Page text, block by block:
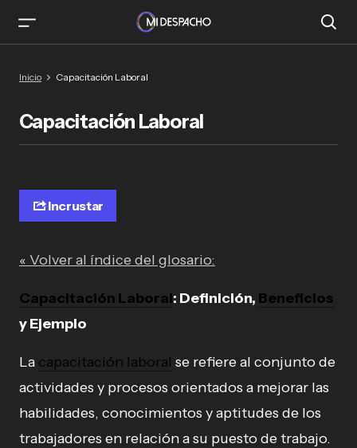
Inicio Capacitación Laboral
Capacitación Laboral
Incrustar
« Volver al índice del glosario:
Capacitación Laboral: Definición, Beneficios
y Ejemplo
La capacitación laboral se refiere al conjunto de
actividades y procesos orientados a mejorar las
habilidades, conocimientos y aptitudes de los
trabajadores en relación a su puesto de trabajo.